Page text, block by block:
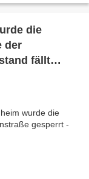
die
der
fällt